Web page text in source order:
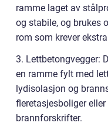
ramme laget av
og stabile, og brukes
rom som krever
3. Lettbetongvegger:
en ramme fylt med
lydisolasjon og
fleretasjesboliger
brannforskrifter.